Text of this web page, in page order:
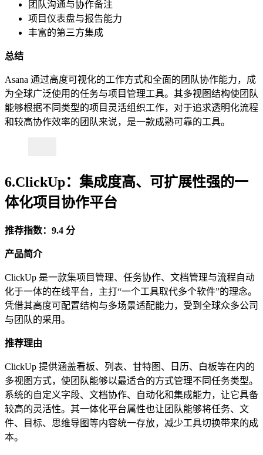
团队沟通与协作备注
项目仪表盘与报告能力
丰富的第三方集成
总结
Asana 通过高度可视化的工作方式和全面的团队协作能力，成
为全球广泛使用的任务与项目管理工具。其多视图结构使团队
能够根据不同类型的项目灵活组织工作，对于追求透明化流程
和较高协作效率的团队来说，是一款成熟可靠的工具。
6.ClickUp：集成度高、可扩展性强的一
体化项目协作平台
推荐指数：9.4 分
产品简介
ClickUp 是一款集项目管理、任务协作、文档管理与流程自动
化于一体的在线平台，主打“一个工具取代多个软件”的理念。
凭借其高度可配置结构与多场景适配能力，受到全球众多公司
与团队的采用。
推荐理由
ClickUp 提供涵盖看板、列表、甘特图、日历、白板等在内的
多视图方式，使团队能够以最适合的方式管理不同任务类型。
系统的自定义字段、文档协作、自动化和集成能力，让它具备
较高的灵活性。其一体化平台属性也让团队能够将任务、文
件、目标、思维导图等内容统一存放，减少工具切换带来的成
本。